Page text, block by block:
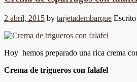
2 abril, 2015 by tarjetadembarque
Hoy hemos preparado una rica crema
Crema de trigueros con falafel